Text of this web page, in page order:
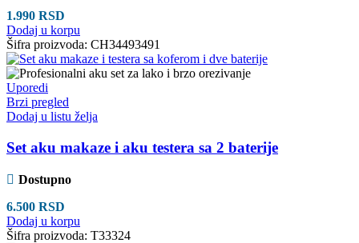
1.990 RSD
Dodaj u korpu
Šifra proizvoda: CH34493491
Uporedi
Brzi pregled
Dodaj u listu želja
Set aku makaze i aku testera sa 2 baterije
Dostupno
6.500 RSD
Dodaj u korpu
Šifra proizvoda: T33324